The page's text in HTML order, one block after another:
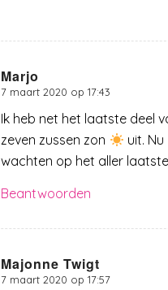
Marjo
zegt:
7 maart 2020 op 17:43
Ik heb net het laatste deel
zeven zussen zon
uit. Nu
wachten op het aller
Beantwoorden
Majonne Twigt
zegt:
7 maart 2020 op 17:57